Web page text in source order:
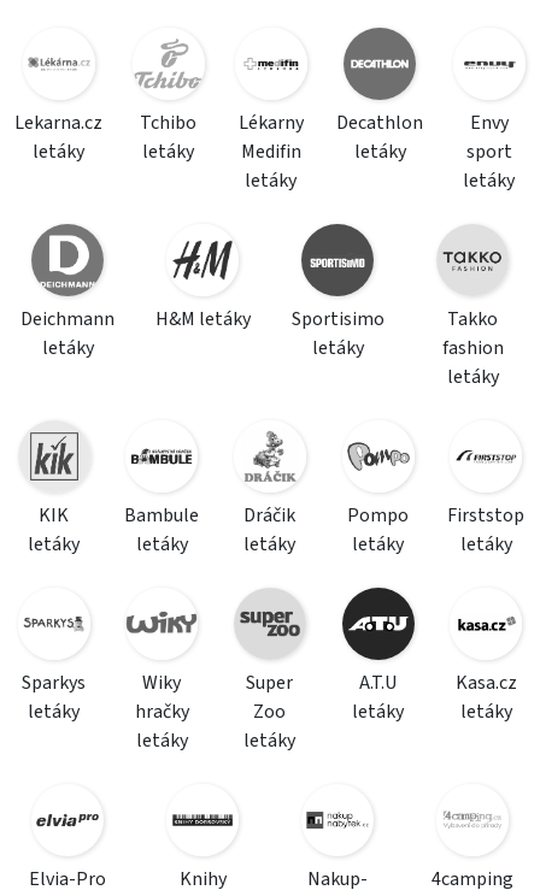
Lekarna.cz
letáky
Tchibo
letáky
Lékarny
Medifin
letáky
Decathlon
letáky
Envy
sport
letáky
Deichmann
letáky
H&M letáky
Sportisimo
letáky
Takko
fashion
letáky
KIK
letáky
Bambule
letáky
Dráčik
letáky
Pompo
letáky
Firststop
letáky
Sparkys
letáky
Wiky
hračky
letáky
Super
Zoo
letáky
A.T.U
letáky
Kasa.cz
letáky
Elvia-Pro
Knihy
Nakup-
4camping